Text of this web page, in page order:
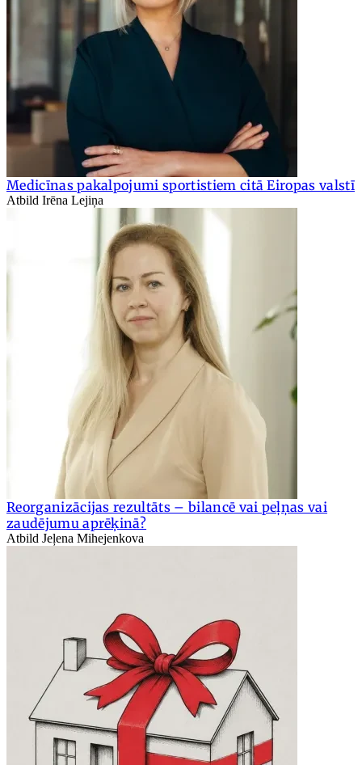
Medicīnas pakalpojumi sportistiem citā Eiropas valstī
Atbild Irēna Lejiņa
Reorganizācijas rezultāts – bilancē vai peļņas vai
zaudējumu aprēķinā?
Atbild Jeļena Mihejenkova